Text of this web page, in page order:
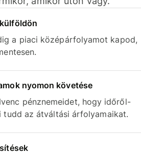
a piaci középárfolyamot kapod,
nyomon követése
pénznemeidet, hogy időről-
tudd az átváltási árfolyamaikat.